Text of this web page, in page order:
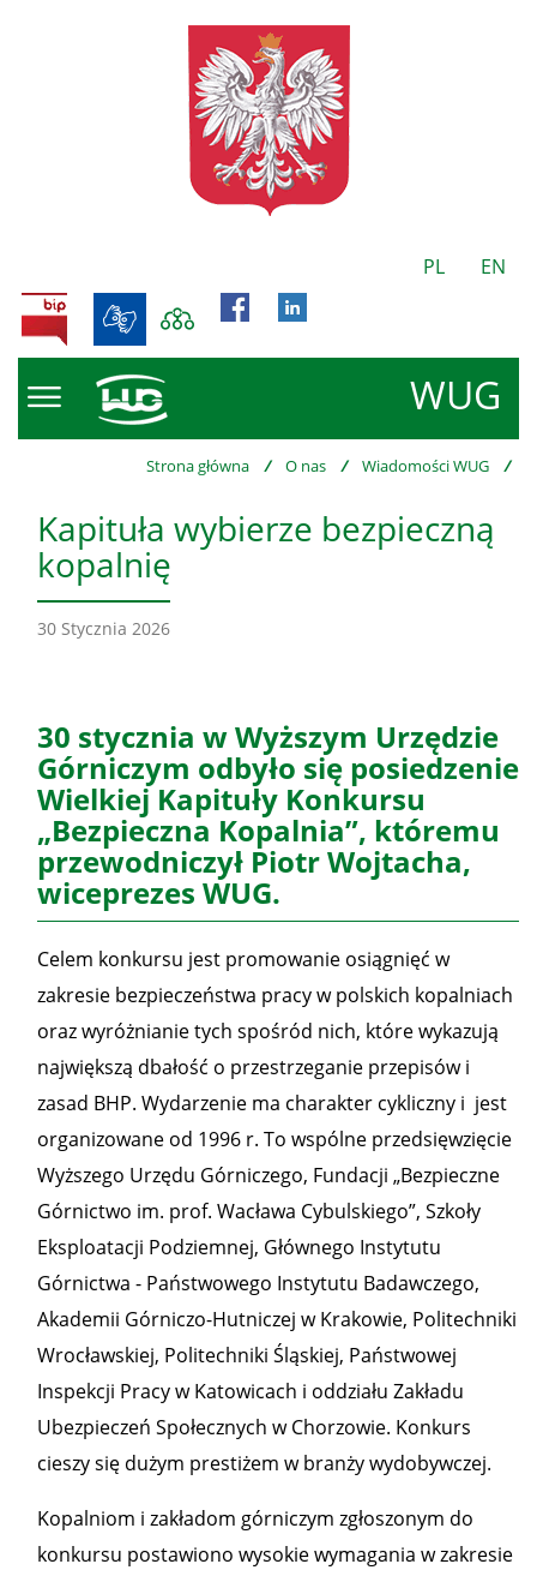
PL EN
WUG
BIP
Strona główna / O nas / Wiadomości WUG /
Kapituła wybierze bezpieczną
kopalnię
30 Stycznia 2026
30 stycznia w Wyższym Urzędzie
Górniczym odbyło się posiedzenie
Wielkiej Kapituły Konkursu
„Bezpieczna Kopalnia”, któremu
przewodniczył Piotr Wojtacha,
wiceprezes WUG.
Celem konkursu jest promowanie osiągnięć w
zakresie bezpieczeństwa pracy w polskich kopalniach
oraz wyróżnianie tych spośród nich, które wykazują
największą dbałość o przestrzeganie przepisów i
zasad BHP. Wydarzenie ma charakter cykliczny i jest
organizowane od 1996 r. To wspólne przedsięwzięcie
Wyższego Urzędu Górniczego, Fundacji „Bezpieczne
Górnictwo im. prof. Wacława Cybulskiego”, Szkoły
Eksploatacji Podziemnej, Głównego Instytutu
Górnictwa - Państwowego Instytutu Badawczego,
Akademii Górniczo-Hutniczej w Krakowie, Politechniki
Wrocławskiej, Politechniki Śląskiej, Państwowej
Inspekcji Pracy w Katowicach i oddziału Zakładu
Ubezpieczeń Społecznych w Chorzowie. Konkurs
cieszy się dużym prestiżem w branży wydobywczej.
Kopalniom i zakładom górniczym zgłoszonym do
konkursu postawiono wysokie wymagania w zakresie